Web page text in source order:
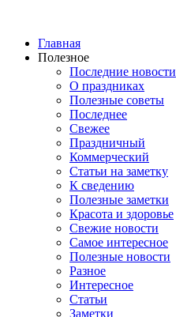
Главная
Полезное
Последние новости
О праздниках
Полезные советы
Последнее
Свежее
Праздничный
Коммерческий
Статьи на заметку
К сведению
Полезные заметки
Красота и здоровье
Свежие новости
Самое интересное
Полезные новости
Разное
Интересное
Статьи
Заметки